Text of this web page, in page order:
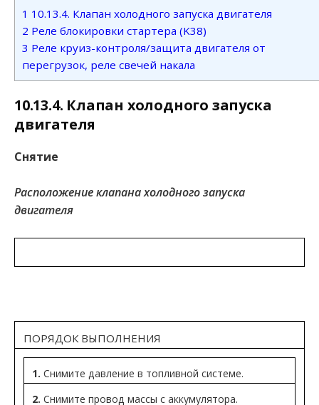
1 10.13.4. Клапан холодного запуска двигателя
2 Реле блокировки стартера (K38)
3 Реле круиз-контроля/защита двигателя от
перегрузок, реле свечей накала
10.13.4. Клапан холодного запуска
двигателя
Снятие
Расположение клапана холодного запуска
двигателя
ПОРЯДОК ВЫПОЛНЕНИЯ
1. Снимите давление в топливной системе.
2. Снимите провод массы с аккумулятора.